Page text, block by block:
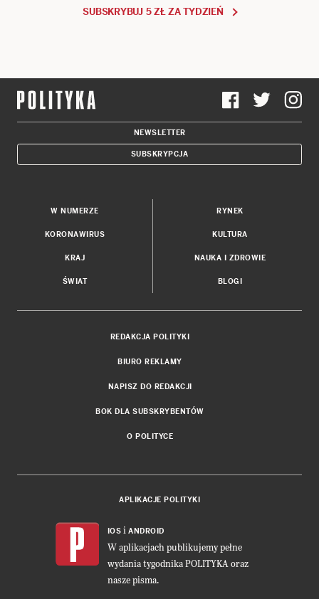
SUBSKRYBUJ 5 ZŁ ZA TYDZIEŃ
NEWSLETTER
SUBSKRYPCJA
W NUMERZE
KORONAWIRUS
KRAJ
ŚWIAT
RYNEK
KULTURA
NAUKA I ZDROWIE
BLOGI
REDAKCJA POLITYKI
BIURO REKLAMY
NAPISZ DO REDAKCJI
BOK DLA SUBSKRYBENTÓW
O POLITYCE
APLIKACJE POLITYKI
IOS i ANDROID
W aplikacjach publikujemy pełne
wydania tygodnika POLITYKA oraz
nasze pisma.